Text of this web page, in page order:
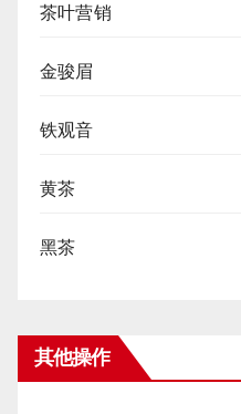
茶叶营销
金骏眉
铁观音
黄茶
黑茶
其他操作